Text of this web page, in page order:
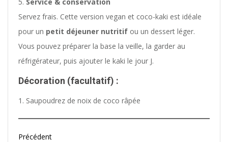
Servez frais. Cette version vegan et coco-kaki est idéale
pour un petit déjeuner nutritif ou un dessert léger.
Vous pouvez préparer la base la veille, la garder au
réfrigérateur, puis ajouter le kaki le jour J.
Décoration (facultatif) :
Saupoudrez de noix de coco râpée
Précédent